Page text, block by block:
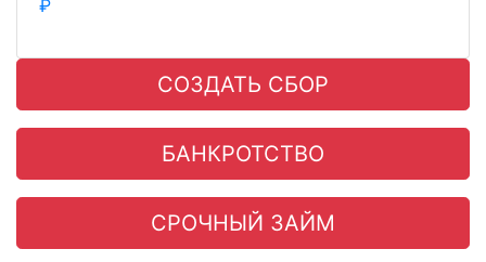
₽
СОЗДАТЬ СБОР
БАНКРОТСТВО
СРОЧНЫЙ ЗАЙМ